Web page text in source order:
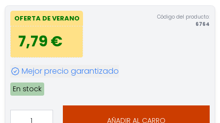
OFERTA DE VERANO
7,79 €
Código del producto:
6764
Mejor precio garantizado
En stock
AÑADIR AL CARRO